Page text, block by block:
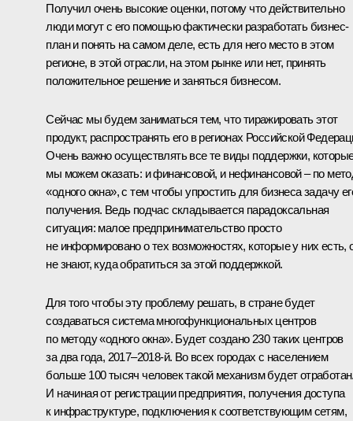
Получил очень высокие оценки, потому что действительно
люди могут с его помощью фактически разработать бизнес-
план и понять на самом деле, есть для него место в этом
регионе, в этой отрасли, на этом рынке или нет, принять
положительное решение и заняться бизнесом.
Сейчас мы будем заниматься тем, что тиражировать этот
продукт, распространять его в регионах Российской
Очень важно осуществлять все те виды поддержки,
мы можем оказать: и финансовой, и нефинансовой – по
«одного окна», с тем чтобы упростить для бизнеса задачу
получения. Ведь подчас складывается парадоксальная
ситуация: малое предпринимательство просто
не информировано о тех возможностях, которые у них есть,
не знают, куда обратиться за этой поддержкой.
Для того чтобы эту проблему решать, в стране будет
создаваться система многофункциональных центров
по методу «одного окна». Будет создано 230 таких центров
за два года, 2017–2018‑й. Во всех городах с населением
больше 100 тысяч человек такой механизм будет
И начиная от регистрации предприятия, получения доступа
к инфраструктуре, подключения к соответствующим сетям,